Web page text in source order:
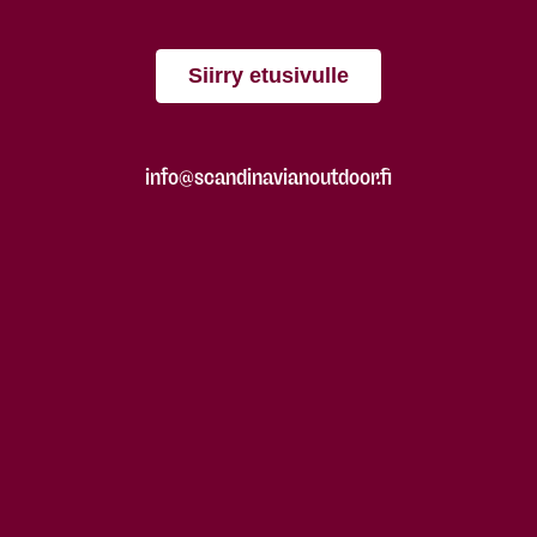
Siirry etusivulle
info@scandinavianoutdoor.fi